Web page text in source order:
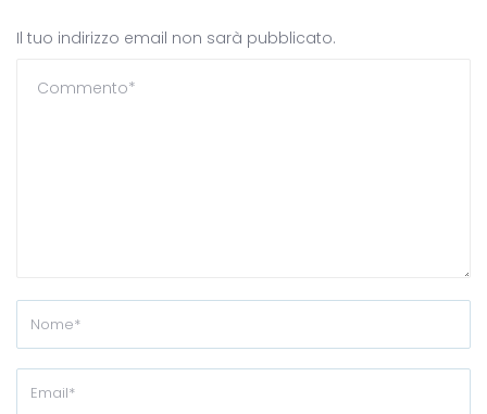
Il tuo indirizzo email non sarà pubblicato.